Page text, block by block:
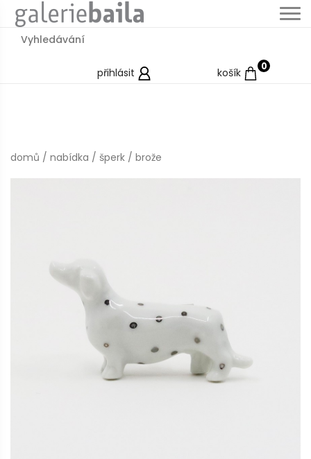
přihlásit košík 0
domů / nabídka / šperk / brože